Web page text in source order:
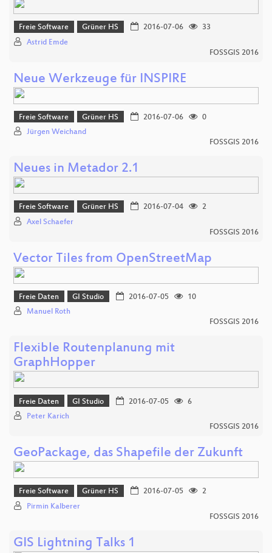
Freie Software Grüner HS 2016-07-06
33
Astrid Emde
FOSSGIS 2016
Neue Werkzeuge für INSPIRE
Freie Software Grüner HS 2016-07-06
0
Jürgen Weichand
FOSSGIS 2016
Neues in Metador 2.1
Freie Software Grüner HS 2016-07-04
2
Axel Schaefer
FOSSGIS 2016
Vector Tiles from OpenStreetMap
Freie Daten GI Studio 2016-07-05
10
Manuel Roth
FOSSGIS 2016
Flexible Routenplanung mit
GraphHopper
Freie Daten GI Studio 2016-07-05
6
Peter Karich
FOSSGIS 2016
GeoPackage, das Shapefile der Zukunft
Freie Software Grüner HS 2016-07-05
2
Pirmin Kalberer
FOSSGIS 2016
GIS Lightning Talks 1